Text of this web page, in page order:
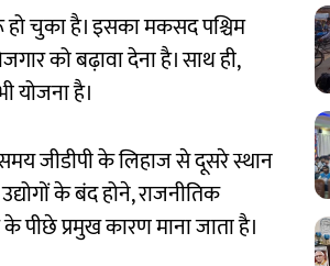
चुका है। इसका मकसद पश्चिम
को बढ़ावा देना है। साथ ही,
योजना है।
जीडीपी के लिहाज से दूसरे स्थान
के बंद होने, राजनीतिक
पीछे प्रमुख कारण माना जाता है।